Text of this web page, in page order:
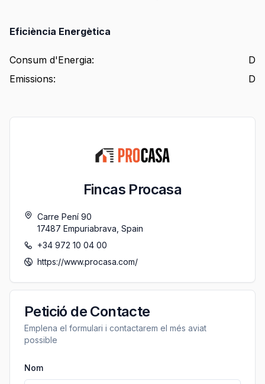
Eficiència Energètica
Consum d'Energia:
D
Emissions: D
Fincas Procasa
Carre Pení 90
17487 Empuriabrava Spain
+34 972 10 04 00
https://www.procasa.com/
Petició de Contacte
Emplena el formulari i contactarem el més aviat
possible
Nom